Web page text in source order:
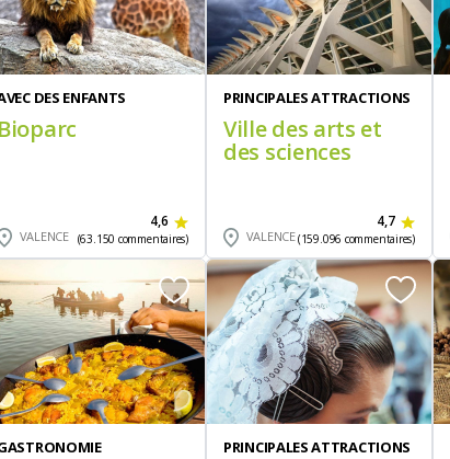
DES ENFANTS
VALENCE
4,6
(63.150 commentaires)
PRINCIPALES ATTRACTIONS
Ville des arts et
des sciences
VALENCE
4,7
(159.096 commentaires)
PRINCIPALES ATTRACTIONS